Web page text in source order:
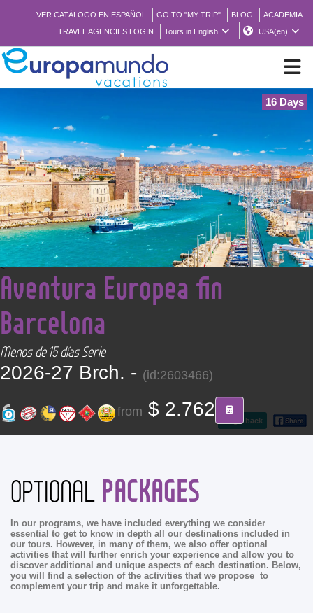
VER CATÁLOGO EN ESPAÑOL GO TO "MY TRIP" BLOG
ACADEMIA
TRAVEL AGENCIES LOGIN
Tours in English USA(en)
BROCHURE PDF
WHERE TO BUY
FEATURED
ABOUT US
16 Days
go back
<
Aventura Europea fin
Barcelona
Menos de 15 días Serie
2026-27 Brch. - (id:2603466)
from $ 2.762
OPTIONAL PACKAGES
In our programs, we have included everything we consider
essential to get to know in depth all our destinations included in
our tours. However, in many of them, we also offer optional
activities that will further enrich your experience and allow you to
discover additional and unique aspects of each destination. Below,
you will find a selection of the activities that we propose to
complement your trip and make it unforgettable.